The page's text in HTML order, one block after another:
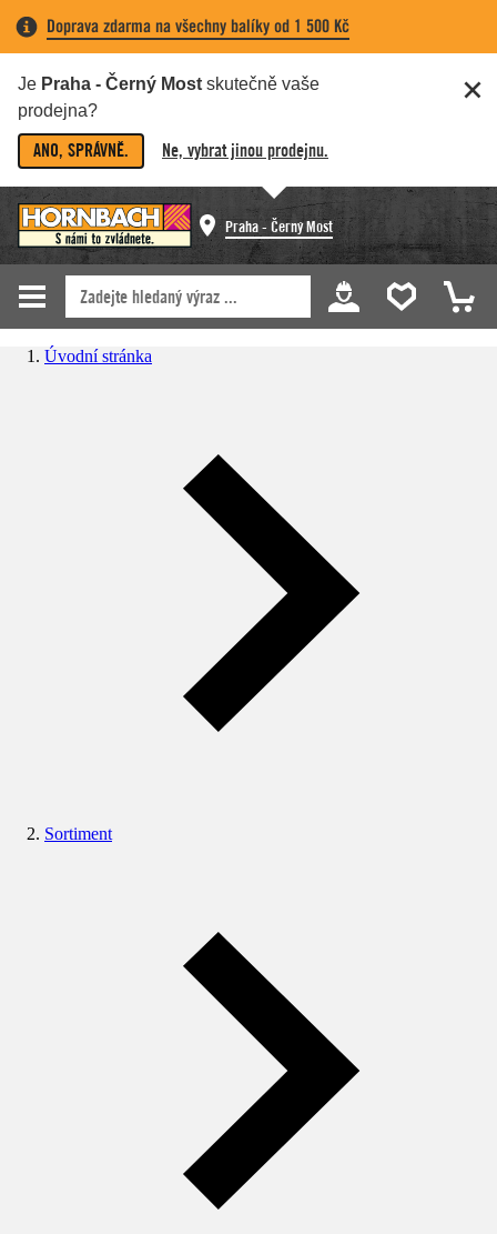
Doprava zdarma na všechny balíky od 1 500 Kč
Je Praha - Černý Most skutečně vaše
prodejna?
ANO, SPRÁVNĚ. Ne, vybrat jinou prodejnu.
Praha - Černý Most
Úvodní stránka
Sortiment